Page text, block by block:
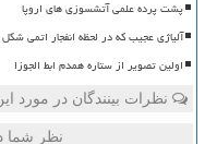
پشت پرده علمی آتشسوزی های اروپا
آلیاژی عجیب که در لحظه انفجار اتمی
اولین تصویر از ستاره همدم ابط الجوزا
نظرات بینندگان در مورد
نظر شما